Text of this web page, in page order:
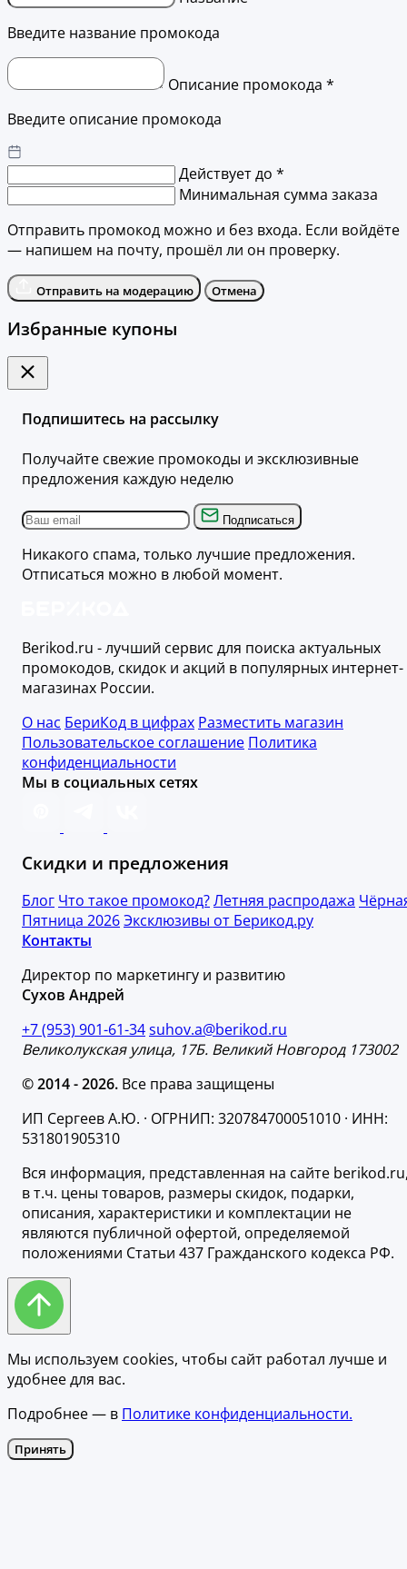
Введите название промокода
Описание промокода *
Введите описание промокода
Действует до *
Минимальная сумма заказа
Отправить промокод можно и без входа. Если войдёте
— напишем на почту, прошёл ли он проверку.
Отправить на модерацию Отмена
Избранные купоны
Подпишитесь на рассылку
Получайте свежие промокоды и эксклюзивные
предложения каждую неделю
Подписаться
Никакого спама, только лучшие предложения.
Отписаться можно в любой момент.
Berikod.ru - лучший сервис для поиска актуальных
промокодов, скидок и акций в популярных интернет-
магазинах России.
О нас БериКод в цифрах Разместить магазин
Пользовательское соглашение Политика
конфиденциальности
Мы в социальных сетях
Скидки и предложения
Блог Что такое промокод?Летняя распродажа
Пятница 2026Эксклюзивы от Берикод.ру
Контакты
Директор по маркетингу и развитию
Сухов Андрей
+7 (953) 901-61-34suhov.a@berikod.ru
Великолукская улица, 17Б. Великий Новгород 173002
© 2014 - 2026. Все права защищены
ИП Сергеев А.Ю. · ОГРНИП: 320784700051010 · ИНН:
531801905310
Вся информация, представленная на сайте
в т.ч. цены товаров, размеры скидок, подарки,
описания, характеристики и комплектации не
являются публичной офертой, определяемой
положениями Статьи 437 Гражданского кодекса РФ.
Мы используем cookies, чтобы сайт работал лучше и
удобнее для вас.
Подробнее — в Политике конфиденциальности.
Принять